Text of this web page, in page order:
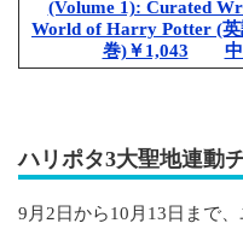
(Volume 1): Curated
World of Harry Potter (英
巻)￥1,043
ハリポタ3大聖地連動
9月2日から10月13日まで